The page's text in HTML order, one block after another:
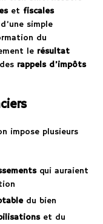
et fiscales
simple
du
le résultat
rappels d’impôts
impose plusieurs
qui auraient
du bien
et du